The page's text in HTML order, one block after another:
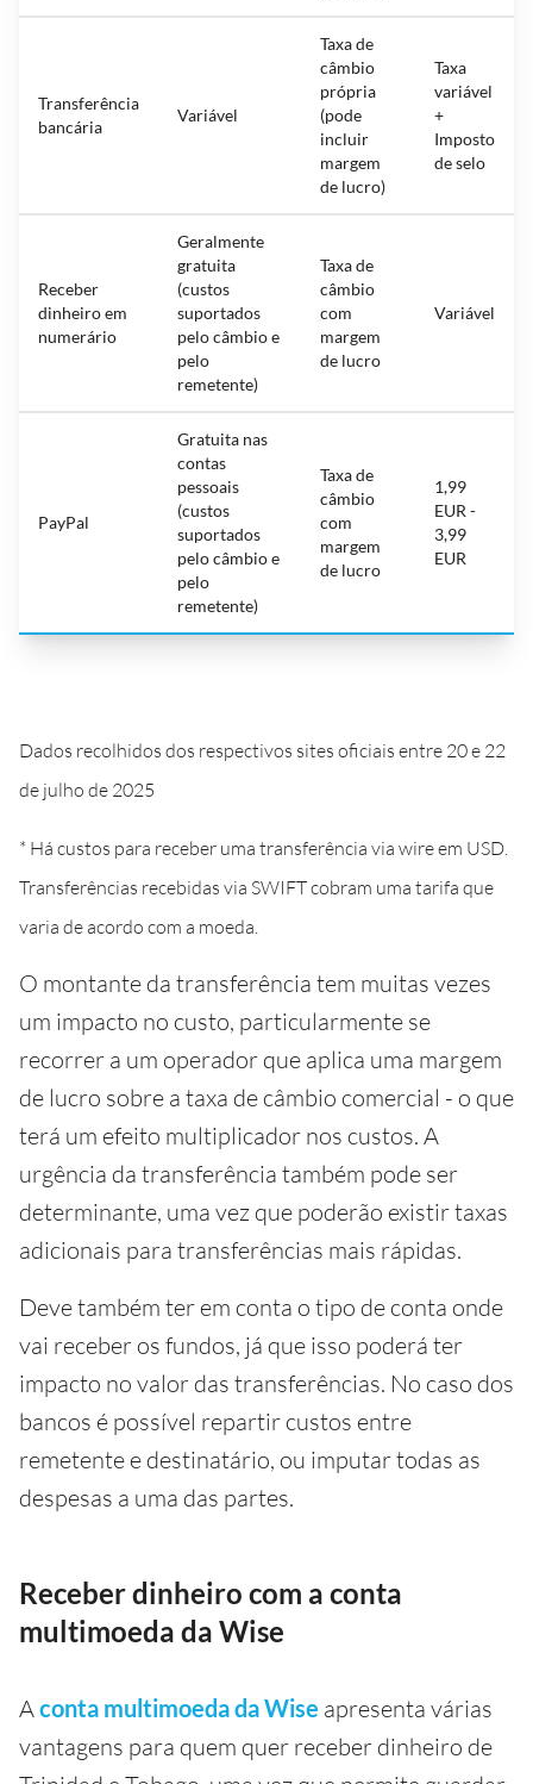
Transferência
bancária
Variável
Taxa de
câmbio
própria
(pode
incluir
margem
de lucro)
Taxa
variável
+
Imposto
de selo
Receber
dinheiro em
numerário
Geralmente
gratuita
(custos
suportados
pelo câmbio e
pelo
remetente)
Taxa de
câmbio
com
margem
de lucro
Variável
PayPal
Gratuita nas
contas
pessoais
(custos
suportados
pelo câmbio e
pelo
remetente)
Taxa de
câmbio
com
margem
de lucro
1,99
EUR -
3,99
EUR
Dados recolhidos dos respectivos sites oficiais entre 20 e 22
de julho de 2025
* Há custos para receber uma transferência via wire em USD.
Transferências recebidas via SWIFT cobram uma tarifa que
varia de acordo com a moeda.
O montante da transferência tem muitas vezes
um impacto no custo, particularmente se
recorrer a um operador que aplica uma margem
de lucro sobre a taxa de câmbio comercial - o que
terá um efeito multiplicador nos custos. A
urgência da transferência também pode ser
determinante, uma vez que poderão existir taxas
adicionais para transferências mais rápidas.
Deve também ter em conta o tipo de conta onde
vai receber os fundos, já que isso poderá ter
impacto no valor das transferências. No caso dos
bancos é possível repartir custos entre
remetente e destinatário, ou imputar todas as
despesas a uma das partes.
Receber dinheiro com a conta
multimoeda da Wise
Aconta multimoeda da Wise apresenta várias
vantagens para quem quer receber dinheiro de